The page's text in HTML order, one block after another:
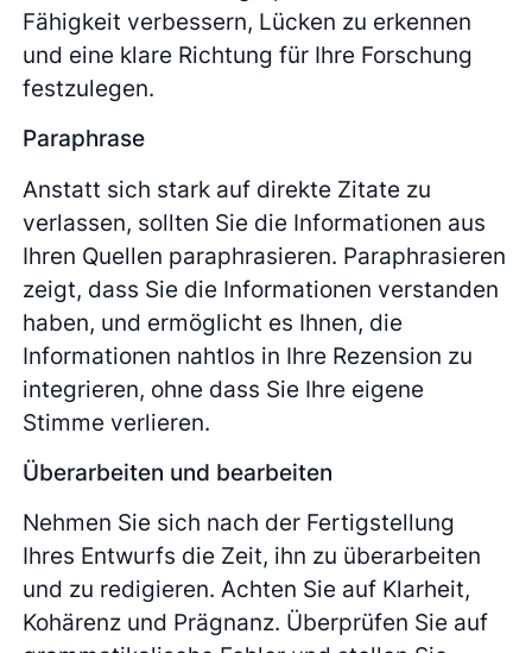
Fähigkeit verbessern, Lücken zu erkennen
und eine klare Richtung für Ihre Forschung
festzulegen.
Paraphrase
Anstatt sich stark auf direkte Zitate zu
verlassen, sollten Sie die Informationen aus
Ihren Quellen paraphrasieren. Paraphrasieren
zeigt, dass Sie die Informationen verstanden
haben, und ermöglicht es Ihnen, die
Informationen nahtlos in Ihre Rezension zu
integrieren, ohne dass Sie Ihre eigene
Stimme verlieren.
Überarbeiten und bearbeiten
Nehmen Sie sich nach der Fertigstellung
Ihres Entwurfs die Zeit, ihn zu überarbeiten
und zu redigieren. Achten Sie auf Klarheit,
Kohärenz und Prägnanz. Überprüfen Sie auf